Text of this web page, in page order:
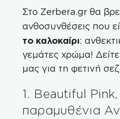
Στο Zerbera.grθα
ανθοσυνθέσεις που
το καλοκαίρι:
γεμάτες χρώμα!
μας για τη φετινή
1. Beautiful Pink,
παραμυθένια